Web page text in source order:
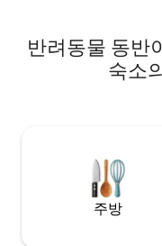
반려동물 동반
숙소
주방